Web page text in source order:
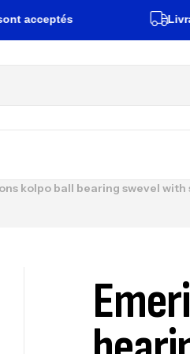
Livraison
kolpo ball bearing swevel with